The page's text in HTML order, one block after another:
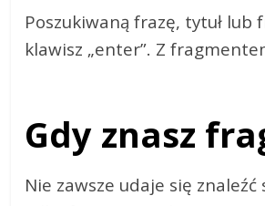
Poszukiwaną frazę, tytuł
klawisz „enter”. Z
Gdy znasz
Nie zawsze udaje się